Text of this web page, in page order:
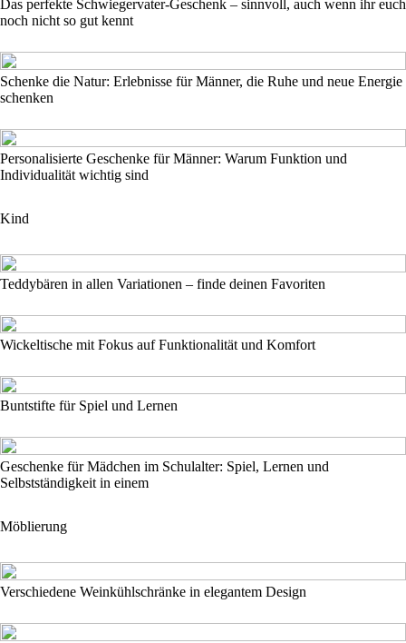
Das perfekte Schwiegervater-Geschenk – sinnvoll, auch wenn ihr euch
noch nicht so gut kennt
Schenke die Natur: Erlebnisse für Männer, die Ruhe und neue Energie
schenken
Personalisierte Geschenke für Männer: Warum Funktion und
Individualität wichtig sind
Kind
Teddybären in allen Variationen – finde deinen Favoriten
Wickeltische mit Fokus auf Funktionalität und Komfort
Buntstifte für Spiel und Lernen
Geschenke für Mädchen im Schulalter: Spiel, Lernen und
Selbstständigkeit in einem
Möblierung
Verschiedene Weinkühlschränke in elegantem Design